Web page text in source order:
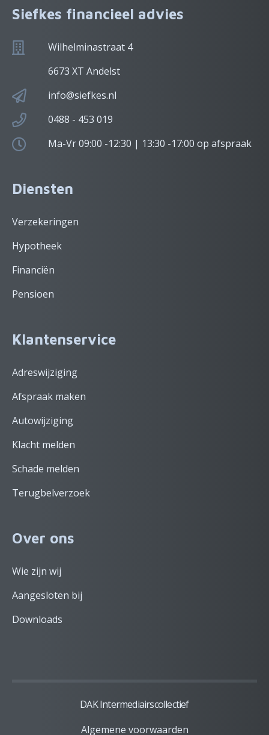
Siefkes financieel advies
Wilhelminastraat 4
6673 XT Andelst
info@siefkes.nl
0488 - 453 019
Ma-Vr 09:00 -12:30 | 13:30 -17:00 op afspraak
Diensten
Verzekeringen
Hypotheek
Financiën
Pensioen
Klantenservice
Adreswijziging
Afspraak maken
Autowijziging
Klacht melden
Schade melden
Terugbelverzoek
Over ons
Wie zijn wij
Aangesloten bij
Downloads
DAK Intermediairscollectief
Algemene voorwaarden